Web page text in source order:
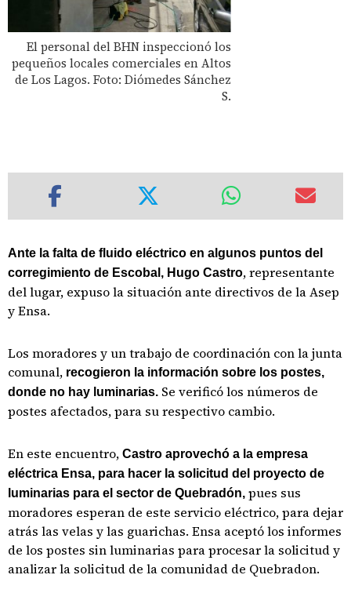
El personal del BHN inspeccionó los
pequeños locales comerciales en Altos
de Los Lagos. Foto: Diómedes Sánchez
S.
Ante la falta de fluido eléctrico en algunos puntos del
corregimiento de Escobal, Hugo Castro, representante
del lugar, expuso la situación ante directivos de la Asep
y Ensa.
Los moradores y un trabajo de coordinación con la junta
comunal, recogieron la información sobre los postes,
donde no hay luminarias. Se verificó los números de
postes afectados, para su respectivo cambio.
En este encuentro, Castro aprovechó a la empresa
eléctrica Ensa, para hacer la solicitud del proyecto de
luminarias para el sector de Quebradón, pues sus
moradores esperan de este servicio eléctrico, para dejar
atrás las velas y las guarichas. Ensa aceptó los informes
de los postes sin luminarias para procesar la solicitud y
analizar la solicitud de la comunidad de Quebradon.